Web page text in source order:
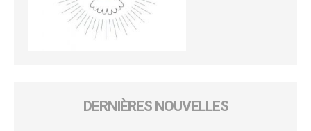
DERNIÈRES NOUVELLES